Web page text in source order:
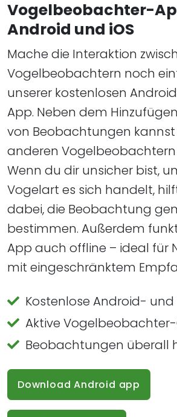
Vogelbeobachter-
Android und iOS
Mache die Interaktion
Vogelbeobachtern noch
unserer kostenlosen
App. Neben dem
von Beobachtungen
anderen
Wenn du dir unsicher bist,
Vogelart es sich handelt,
dabei, die Beobachtung
bestimmen. Außerdem
App auch offline – ideal für
mit eingeschränktem
Kostenlose Android- und
Aktive
Beobachtungen überall
Download Android app